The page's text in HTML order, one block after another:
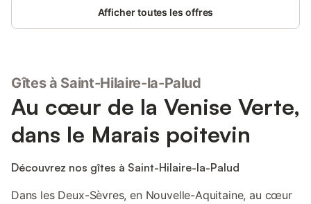
Afficher toutes les offres
Gîtes à Saint-Hilaire-la-Palud
Au cœur de la Venise Verte,
dans le Marais poitevin
Découvrez nos gîtes à Saint-Hilaire-la-Palud
Dans les Deux-Sèvres, en Nouvelle-Aquitaine, au cœur